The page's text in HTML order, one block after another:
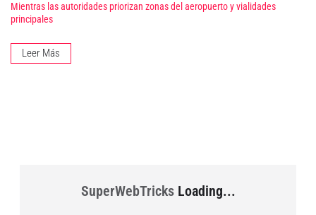
Mientras las autoridades priorizan zonas del aeropuerto y vialidades
principales
Leer Más
SuperWebTricksLoading...